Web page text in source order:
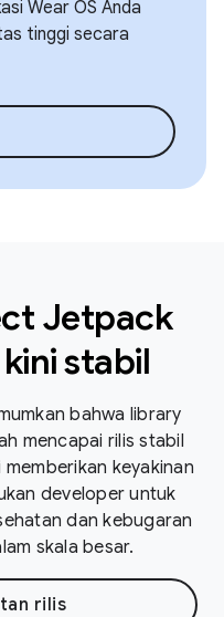
Wear OS Anda
tinggi secara
Jetpack
stabil
bahwa library
mencapai rilis stabil
keyakinan
developer untuk
dan kebugaran
skala besar.
rilis